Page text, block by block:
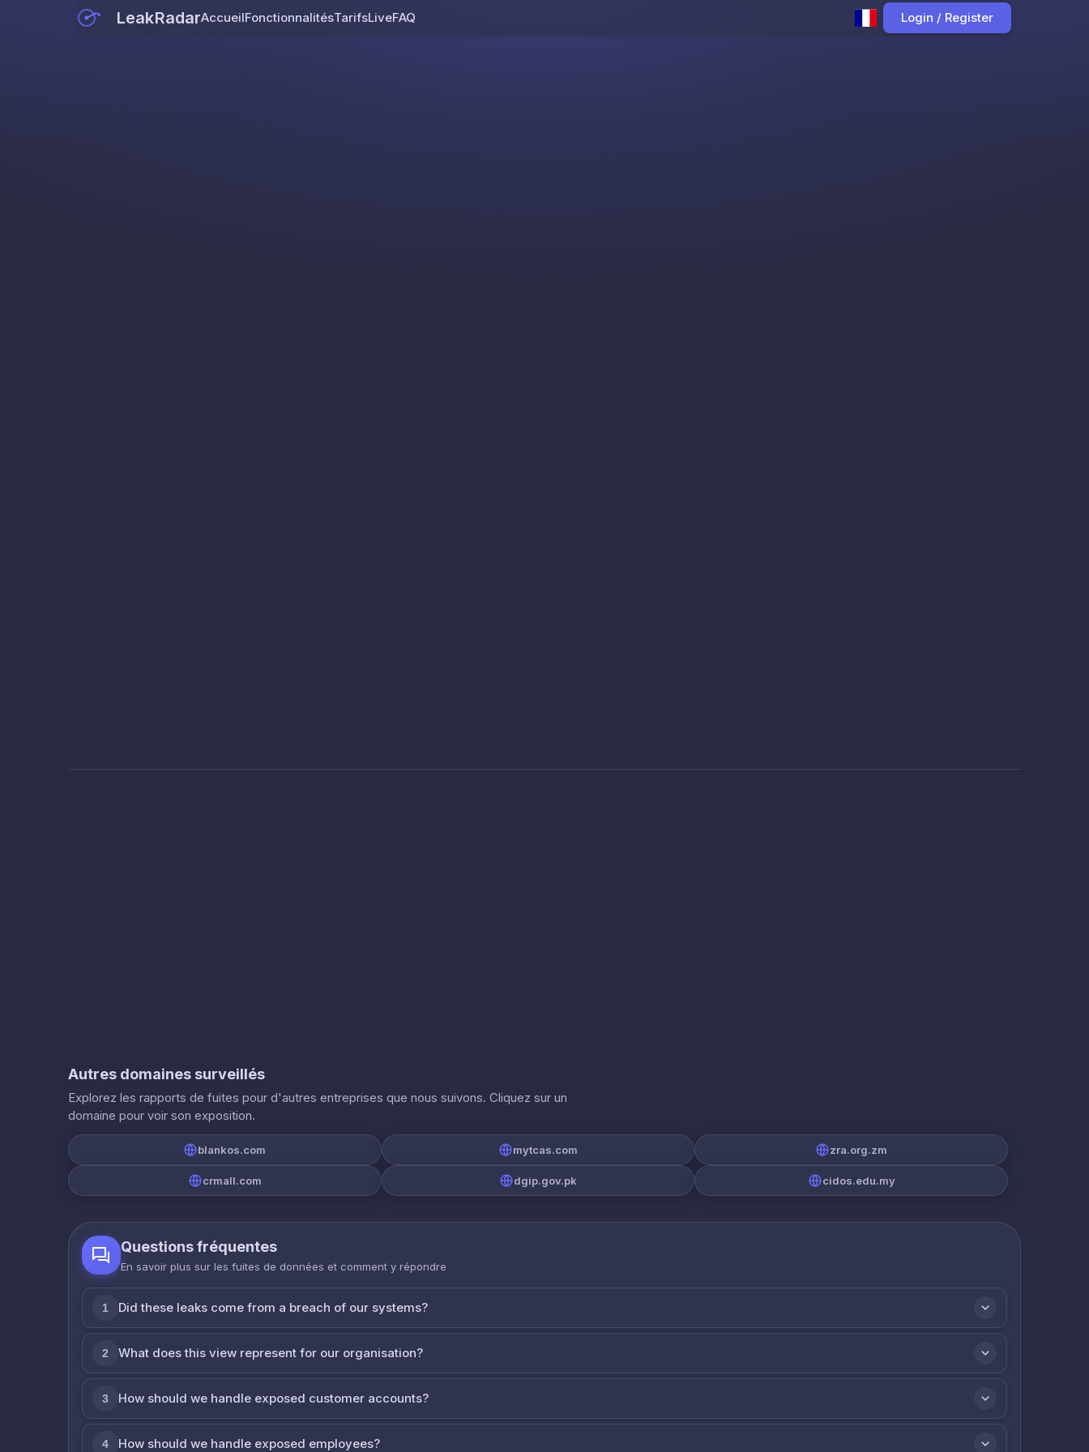
LeakRadarAccueilFonctionnalitésTarifsLiveFAQ Login / Register
Autres domaines surveillés
Explorez les rapports de fuites pour d'autres entreprises que nous suivons. Cliquez sur un
domaine pour voir son exposition.
blankos.com mytcas.com zra.org.zm
crmall.com dgip.gov.pk cidos.edu.my
Questions fréquentes
En savoir plus sur les fuites de données et comment y répondre
1 Did these leaks come from a breach of our systems?
2 What does this view represent for our organisation?
3 How should we handle exposed customer accounts?
4 How should we handle exposed employees?